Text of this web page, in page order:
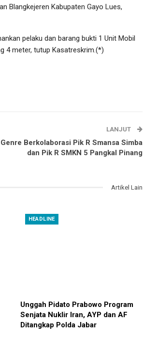
Blangkejeren Kabupaten Gayo Lues,
pelaku dan barang bukti 1 Unit Mobil
4 meter, tutup Kasatreskrim.(*)
LANJUT
Berkolaborasi Pik R Smansa Simba
dan Pik R SMKN 5 Pangkal Pinang
Artikel Lain
HEADLINE
Unggah Pidato Prabowo Program
Senjata Nuklir Iran, AYP dan AF
Ditangkap Polda Jabar